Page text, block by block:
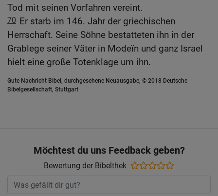
Tod mit seinen Vorfahren vereint.
70 Er starb im 146. Jahr der griechischen
Herrschaft. Seine Söhne bestatteten ihn in der
Grablege seiner Väter in Modeïn und ganz Israel
hielt eine große Totenklage um ihn.
Gute Nachricht Bibel, durchgesehene Neuausgabe, © 2018 Deutsche
Bibelgesellschaft, Stuttgart
Möchtest du uns Feedback geben?
Bewertung der Bibelthek